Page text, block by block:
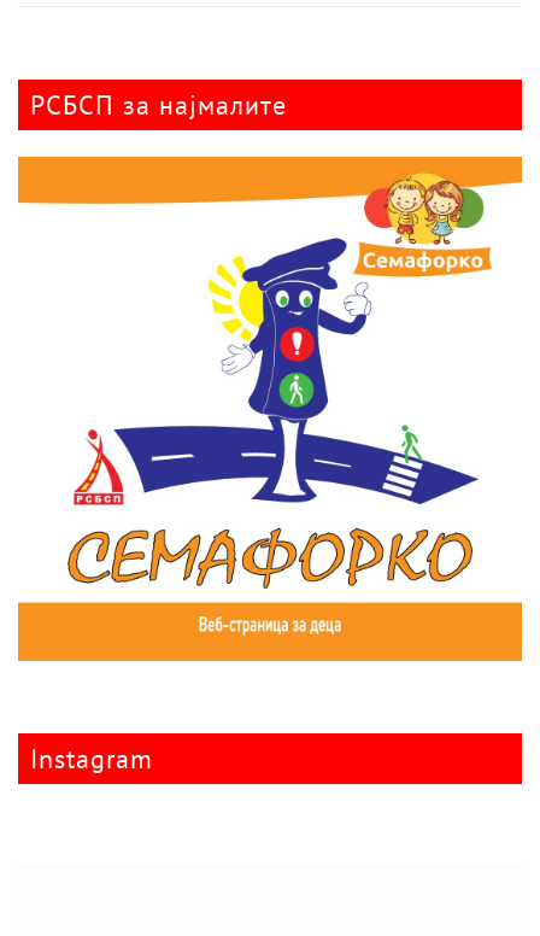
РСБСП за најмалите
Instagram